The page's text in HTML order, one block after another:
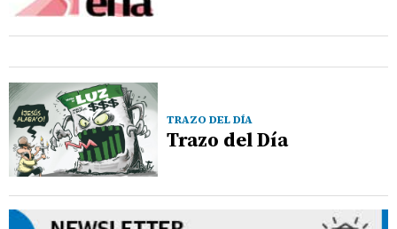
TRAZO DEL DÍA
Trazo del Día